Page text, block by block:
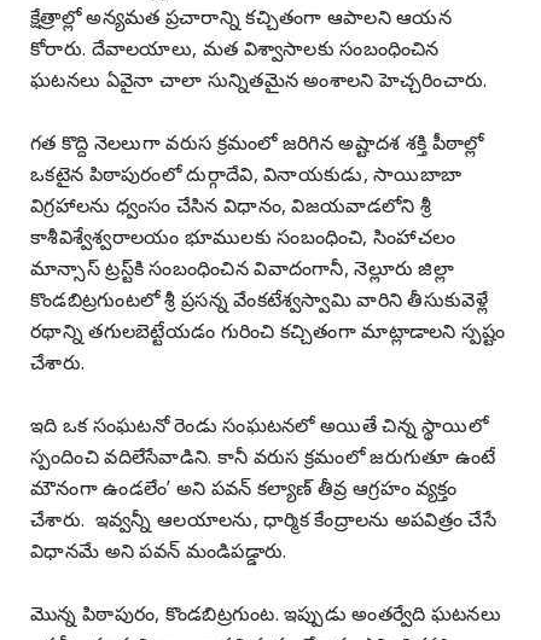
క్షేత్రాల్లో అన్యమత ప్రచారాన్ని కచ్చితంగా ఆపాలని ఆయన
కోరారు. దేవాలయాలు, మత విశ్వాసాలకు సంబంధించిన
ఘటనలు ఏవైనా చాలా సున్నితమైన అంశాలని హెచ్చరించారు.
గత కొద్ది నెలలుగా వరుస క్రమంలో జరిగిన అష్టాదశ శక్తి పీఠాల్లో
ఒకటైన పిఠాపురంలో దుర్గాదేవి, వినాయకుడు, సాయిబాబా
విగ్రహాలను ధ్వంసం చేసిన విధానం, విజయవాడలోని శ్రీ
కాశీవిశ్వేశ్వరాలయం భూములకు సంబంధించి, సింహాచలం
మాన్సాస్ ట్రస్ట్‌కి సంబంధించిన వివాదంగానీ, నెల్లూరు జిల్లా
కొండబిట్రగుంటలో శ్రీ ప్రసన్న వేంకటేశ్వస్వామి వారిని తీసుకువెళ్లే
రథాన్ని తగులబెట్టేయడం గురించి కచ్చితంగా మాట్లాడాలని స్పష్టం
చేశారు.
ఇది ఒక సంఘటనో రెండు సంఘటనలో అయితే చిన్న స్థాయిలో
స్పందించి వదిలేసేవాడిని. కానీ వరుస క్రమంలో జరుగుతూ ఉంటే
మౌనంగా ఉండలేం’ అని పవన్ కల్యాణ్ తీవ్ర ఆగ్రహం వ్యక్తం
చేశారు. ఇవ్వన్నీ ఆలయాలను, ధార్మిక కేంద్రాలను అపవిత్రం చేసే
విధానమే అని పవన్ మండిపడ్డారు.
మొన్న పిఠాపురం, కొండబిట్రగుంట. ఇప్పుడు అంతర్వేది ఘటనలు